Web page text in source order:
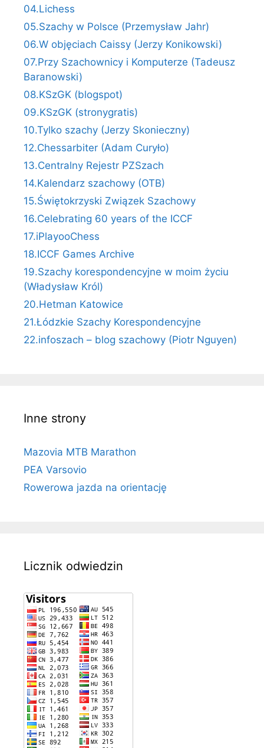
04.Lichess
05.Szachy w Polsce (Przemysław Jahr)
06.W objęciach Caissy (Jerzy Konikowski)
07.Przy Szachownicy i Komputerze (Tadeusz
Baranowski)
08.KSzGK (blogspot)
09.KSzGK (stronygratis)
10.Tylko szachy (Jerzy Skonieczny)
12.Chessarbiter (Adam Curyło)
13.Centralny Rejestr PZSzach
14.Kalendarz szachowy (OTB)
15.Świętokrzyski Związek Szachowy
16.Celebrating 60 years of the ICCF
17.iPlayooChess
18.ICCF Games Archive
19.Szachy korespondencyjne w moim życiu
(Władysław Król)
20.Hetman Katowice
21.Łódzkie Szachy Korespondencyjne
22.infoszach – blog szachowy (Piotr Nguyen)
Inne strony
Mazovia MTB Marathon
PEA Varsovio
Rowerowa jazda na orientację
Licznik odwiedzin